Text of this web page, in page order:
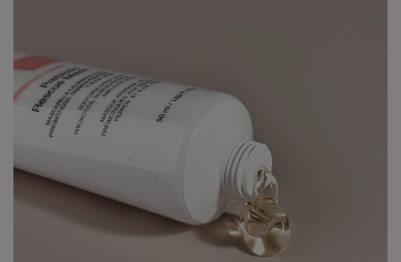
Контакты
Бесплатная консультация
RU